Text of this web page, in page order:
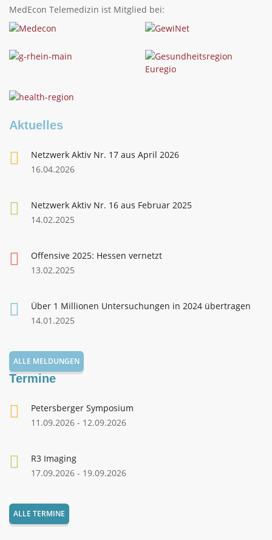
MedEcon Telemedizin ist Mitglied bei:
Aktuelles
Netzwerk Aktiv Nr. 17 aus April 2026
16.04.2026
Netzwerk Aktiv Nr. 16 aus Februar 2025
14.02.2025
Offensive 2025: Hessen vernetzt
13.02.2025
Über 1 Millionen Untersuchungen in 2024 übertragen
14.01.2025
ALLE MELDUNGEN
Termine
Petersberger Symposium
11.09.2026 - 12.09.2026
R3 Imaging
17.09.2026 - 19.09.2026
ALLE TERMINE